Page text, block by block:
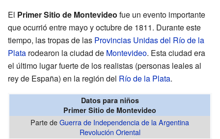
El Primer Sitio de Montevideo fue un evento importante
que ocurrió entre mayo y octubre de 1811. Durante este
tiempo, las tropas de las Provincias Unidas del Río de la
Plata rodearon la ciudad de Montevideo. Esta ciudad era
el último lugar fuerte de los realistas (personas leales al
rey de España) en la región del Río de la Plata.
Datos para niños
Primer Sitio de Montevideo
Parte deGuerra de Independencia de la Argentina
Revolución Oriental